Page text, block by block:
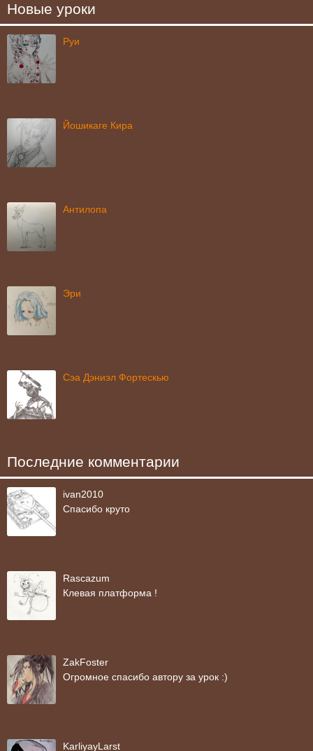
Новые уроки
Руи
Йошикаге Кира
Антилопа
Эри
Сэа Дэниэл Фортескью
Последние комментарии
ivan2010
Спасибо круто
Rascazum
Клевая платформа !
ZakFoster
Огромное спасибо автору за урок :)
KarliyayLarst